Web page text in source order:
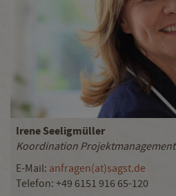
Irene Seeligmüller
Koordination Projektmanagement
E-Mail: anfragen(at)sagst.de
Telefon: +49 6151 916 65-120